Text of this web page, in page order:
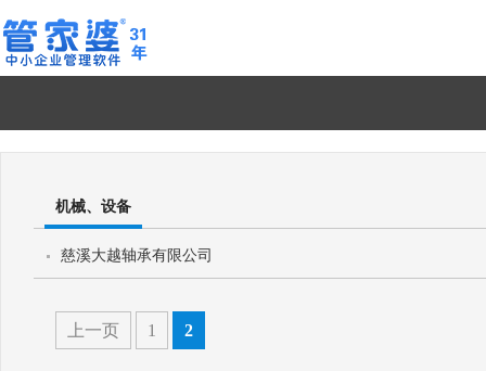
机械、设备
慈溪大越轴承有限公司
上一页 1 2